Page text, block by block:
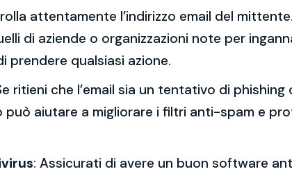
attentamente l’indirizzo email del
di aziende o organizzazioni note per
prendere qualsiasi azione.
ritieni che l’email sia un tentativo di
aiutare a migliorare i filtri anti-spam e
: Assicurati di avere un buon software